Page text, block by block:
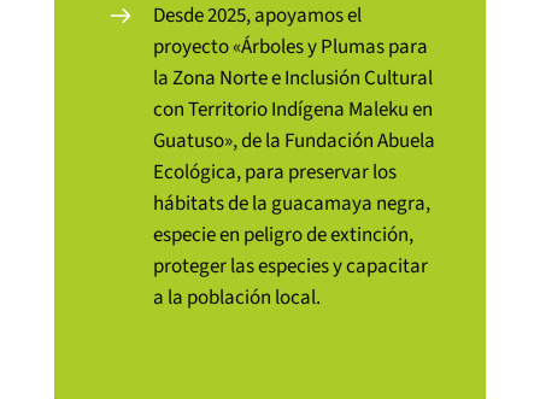
Desde 2025, apoyamos el
proyecto «Árboles y Plumas para
la Zona Norte e Inclusión Cultural
con Territorio Indígena Maleku en
Guatuso», de la Fundación Abuela
Ecológica, para preservar los
hábitats de la guacamaya negra,
especie en peligro de extinción,
proteger las especies y capacitar
a la población local.